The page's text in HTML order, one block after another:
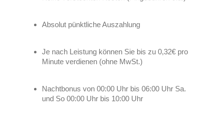
Absolut pünktliche Auszahlung
Je nach Leistung können Sie bis zu 0,32€ pro
Minute verdienen (ohne MwSt.)
Nachtbonus von 00:00 Uhr bis 06:00 Uhr Sa.
und So 00:00 Uhr bis 10:00 Uhr